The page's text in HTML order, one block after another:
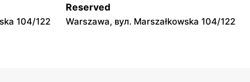
104/122
Reserved
Warszawa, вул. Marszałkowska 104/122